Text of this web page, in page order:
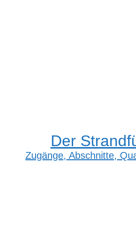
Der
Zugänge, Abschnitte,